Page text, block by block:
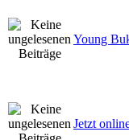
Young
Jetzt